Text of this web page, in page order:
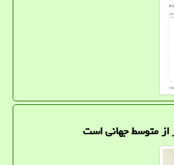
از متوسط جهانی است